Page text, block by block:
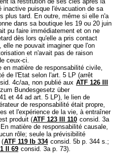
puisque l'évacuation de sa
plus tard. En outre, même si elle n'a
dans sa boutique les 19 ou 20 juin
pu faire immédiatement et on ne
dès lors qu'elle a pris contact
ne pouvait imaginer que l'on
et n'avait pas de raison
ceux-ci.
en matière de responsabilité civile,
de l'Etat selon l'art. 5 LP (arrêt
4c/aa, non publié aux ATF 126 III
Bundesgesetz über
et 44 ad art. 5 LP), le lien de
de responsabilité était propre,
et l'expérience de la vie, à entraîner
produit (ATF 123 III 110 consid. 3a
matière de responsabilité causale,
rôle; seule la prévisibilité
(ATF 119 Ib 334 consid. 5b p. 344 s.;
II 69 consid. 3a p. 73).